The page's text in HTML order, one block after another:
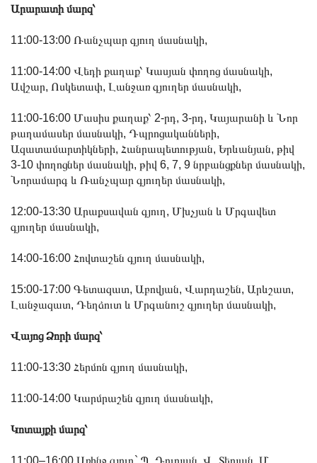
Արարատի մարզ՝
11:00-13:00 Ռանչպար գյուղ մասնակի,
11:00-14:00 Վեդի քաղաք՝ Կասյան փողոց մասնակի,
Ավշար, Ոսկետափ, Լանջառ գյուղեր մասնակի,
11:00-16:00 Մասիս քաղաք՝ 2-րդ, 3-րդ, Կայարանի և Նոր
թաղամասեր մասնակի, Դպրոցականների,
Ազատամարտիկների, Հանրապետության, Երևանյան, թիվ
3-10 փողոցներ մասնակի, թիվ 6, 7, 9 նրբանցքներ մասնակի,
Նորամարգ և Ռանչպար գյուղեր մասնակի,
12:00-13:30 Արաքսավան գյուղ, Մխչյան և Մրգավետ
գյուղեր մասնակի,
14:00-16:00 Հովտաշեն գյուղ մասնակի,
15:00-17:00 Գետազատ, Աբովյան, Վարդաշեն, Արևշատ,
Լանջազատ, Դեղձուտ և Մրգանուշ գյուղեր մասնակի,
Վայոց Ձորի մարզ՝
11:00-13:30 Հերմոն գյուղ մասնակի,
11:00-14:00 Կարմրաշեն գյուղ մասնակի,
Կոտայքի մարզ՝